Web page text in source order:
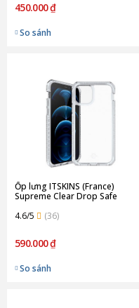
450.000 ₫
So sánh
Ốp lưng ITSKINS (France)
Supreme Clear Drop Safe
| White
4.6/5 (36)
590.000 ₫
So sánh